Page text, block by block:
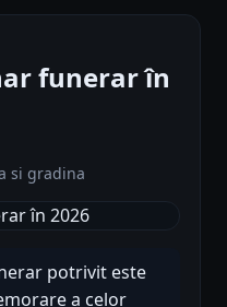
funerar în
si gradina
potrivit este
a celor